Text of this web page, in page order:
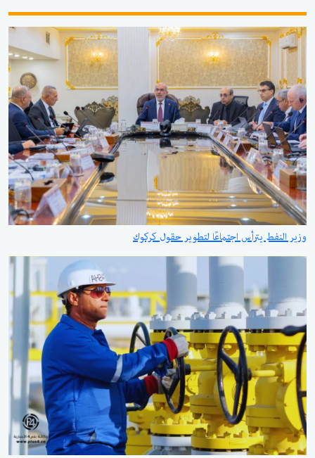
وزير النفط يترأس اجتماعًا لتطوير حقول كركوك